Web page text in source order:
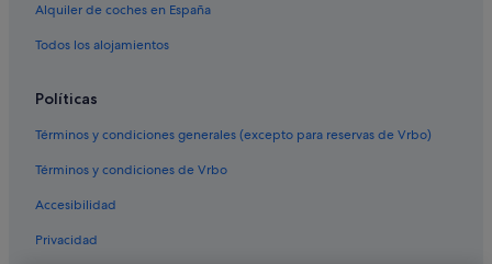
Alquiler de coches en España
Todos los alojamientos
Políticas
Términos y condiciones generales (excepto para reservas de Vrbo)
Términos y condiciones de Vrbo
Accesibilidad
Privacidad